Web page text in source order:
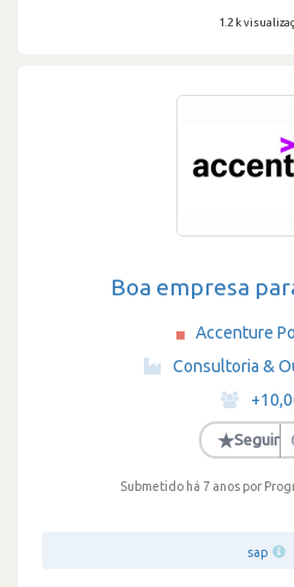
1.2 k
Boa empresa
Accenture
·
Consultoria &
·
·
★Seguir
Submetido há 7 anos por
sap